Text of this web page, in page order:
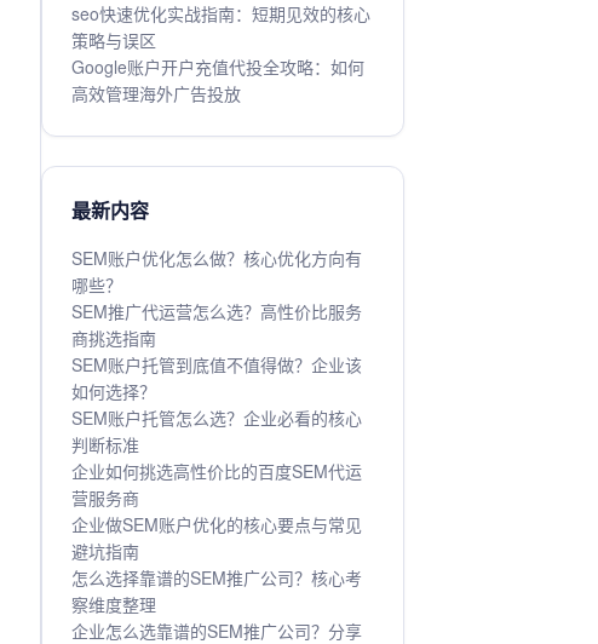
seo快速优化实战指南：短期见效的核心
策略与误区
Google账户开户充值代投全攻略：如何
高效管理海外广告投放
最新内容
SEM账户优化怎么做？核心优化方向有
哪些？
SEM推广代运营怎么选？高性价比服务
商挑选指南
SEM账户托管到底值不值得做？企业该
如何选择？
SEM账户托管怎么选？企业必看的核心
判断标准
企业如何挑选高性价比的百度SEM代运
营服务商
企业做SEM账户优化的核心要点与常见
避坑指南
怎么选择靠谱的SEM推广公司？核心考
察维度整理
企业怎么选靠谱的SEM推广公司？分享